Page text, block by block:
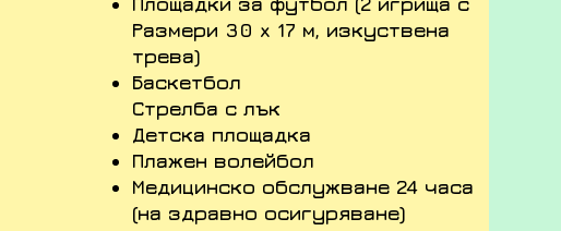
Размери 30 x 17 м, изкуствена
трева)
Баскетбол
Стрелба с лък
Детска площадка
Плажен волейбол
Медицинско обслужване 24 часа
(на здравно осигуряване)